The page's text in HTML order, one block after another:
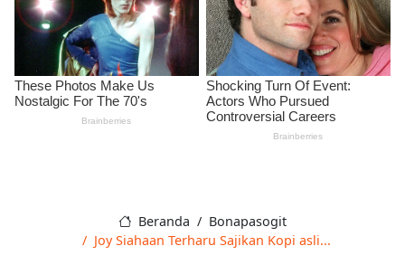
Beranda
Bonapasogit
Joy Siahaan Terharu Sajikan Kopi asli...